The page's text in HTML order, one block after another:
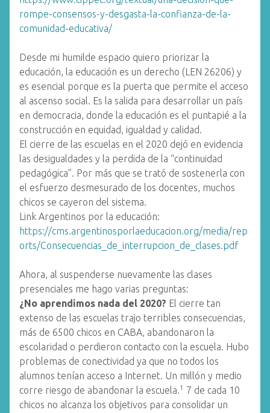
rompe-consensos-y-desgasta-la-confianza-de-la-
comunidad-educativa/
Desde mi humilde espacio quiero priorizar la
educación, la educación es un derecho (LEN 26206) y
es esencial porque es la puerta que permite el acceso
al ascenso social. Es la salida para desarrollar un país
en democracia, donde la educación es el puntapié a la
construcción en equidad, igualdad y calidad.
El cierre de las escuelas en el 2020 dejó en evidencia
las desigualdades y la perdida de la “continuidad
pedagógica”. Por más que se trató de sostenerla con
el esfuerzo desmesurado de los docentes, muchos
chicos se cayeron del sistema.
Link Argentinos por la educación:
https://cms.argentinosporlaeducacion.org/media/rep
orts/Consecuencias_de_interrupcion_de_clases.pdf
Ahora, al suspenderse nuevamente las clases
presenciales me hago varias preguntas:
¿No aprendimos nada del 2020? El cierre tan
extenso de las escuelas trajo terribles consecuencias,
más de 6500 chicos en CABA, abandonaron la
escolaridad o perdieron contacto con la escuela. Hubo
problemas de conectividad ya que no todos los
alumnos tenían acceso a Internet. Un millón y medio
corre riesgo de abandonar la escuela.1
7 de cada 10
chicos no alcanza los objetivos para consolidar un